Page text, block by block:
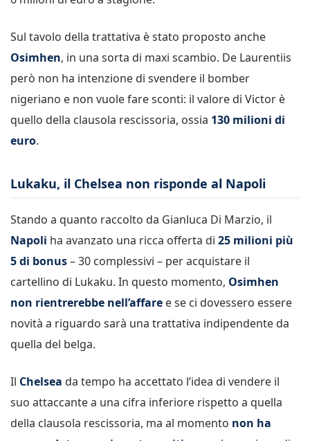
Sul tavolo della trattativa è stato proposto anche
Osimhen, in una sorta di maxi scambio. De Laurentiis
però non ha intenzione di svendere il bomber
nigeriano e non vuole fare sconti: il valore di Victor è
quello della clausola rescissoria, ossia 130 milioni di
euro.
Lukaku, il Chelsea non risponde al Napoli
Stando a quanto raccolto da Gianluca Di Marzio, il
Napoli ha avanzato una ricca offerta di 25 milioni più
5 di bonus– 30 complessivi – per acquistare il
cartellino di Lukaku. In questo momento, Osimhen
non rientrerebbe nell’affare e se ci dovessero essere
novità a riguardo sarà una trattativa indipendente da
quella del belga.
Il Chelsea da tempo ha accettato l’idea di vendere il
suo attaccante a una cifra inferiore rispetto a quella
della clausola rescissoria, ma al momento non ha